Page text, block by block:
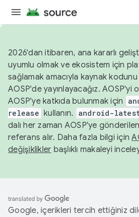
2026'dan itibaren, ana kararlı
uyumlu olmak ve ekosistem için
sağlamak amacıyla kaynak
AOSP'de yayınlayacağız. AOSP'yi
AOSP'ye katkıda bulunmak için
release kullanın. android-
dalı her zaman AOSP'ye
referans alır. Daha fazla bilgi için
değişiklikler başlıklı makaleyi
Google, içerikleri tercih ettiğiniz